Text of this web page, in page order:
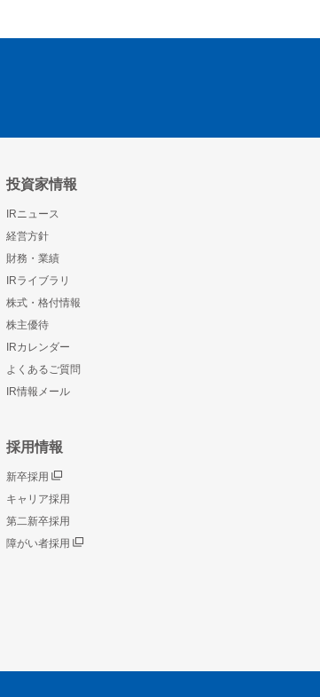
投資家情報
IRニュース
経営方針
財務・業績
IRライブラリ
株式・格付情報
株主優待
IRカレンダー
よくあるご質問
IR情報メール
採用情報
新卒採用
キャリア採用
第二新卒採用
障がい者採用